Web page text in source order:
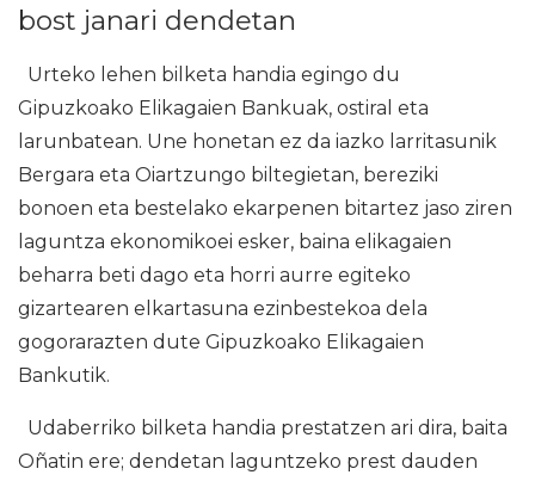
bost janari dendetan
Urteko lehen bilketa handia egingo du
Gipuzkoako Elikagaien Bankuak, ostiral eta
larunbatean. Une honetan ez da iazko larritasunik
Bergara eta Oiartzungo biltegietan, bereziki
bonoen eta bestelako ekarpenen bitartez jaso ziren
laguntza ekonomikoei esker, baina elikagaien
beharra beti dago eta horri aurre egiteko
gizartearen elkartasuna ezinbestekoa dela
gogorarazten dute Gipuzkoako Elikagaien
Bankutik.
Udaberriko bilketa handia prestatzen ari dira, baita
Oñatin ere; dendetan laguntzeko prest dauden